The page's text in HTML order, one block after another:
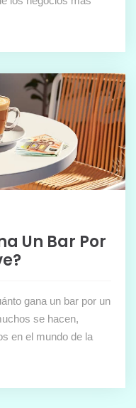
Un Bar Por
gana un bar por un
se hacen,
en el mundo de la